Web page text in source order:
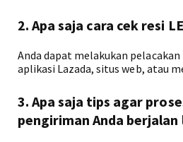
2. Apa saja cara cek resi
Anda dapat melakukan
aplikasi Lazada, situs web, atau
3. Apa saja tips agar
pengiriman Anda berjalan